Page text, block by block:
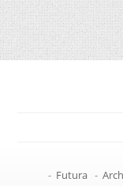
- Futura -